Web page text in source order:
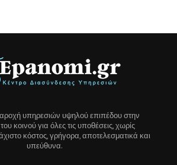
υπηρεσιών υψηλού επιπέδου στην
κοινού για όλες τις υποθέσεις, χωρίς
κόστος, γρήγορα, αποτελεσματικά και
υπεύθυνα.